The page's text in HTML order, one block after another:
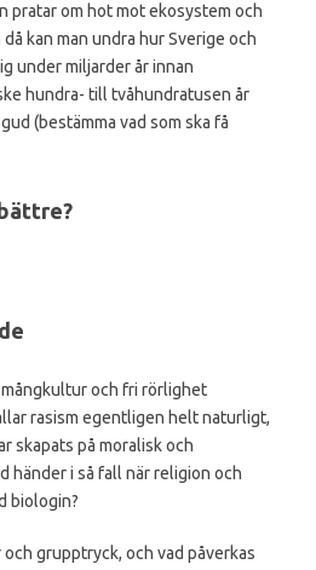
pratar om hot mot ekosystem och
kan man undra hur Sverige och
under miljarder år innan
hundra- till tvåhundratusen år
(bestämma vad som ska få
och fri rörlighet
rasism egentligen helt naturligt,
skapats på moralisk och
händer i så fall när religion och
biologin?
grupptryck, och vad påverkas